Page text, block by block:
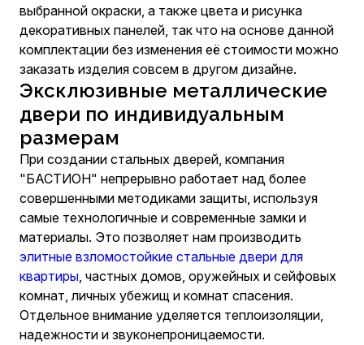
выбранной окраски, а также цвета и рисунка
декоративных панелей, так что на основе данной
комплектации без изменения её стоимости можно
заказать изделия совсем в другом дизайне.
Эксклюзивные металлические
двери по индивидуальным
размерам
При создании стальных дверей, компания
"БАСТИОН" непрерывно работает над более
совершенными методиками защиты, используя
самые технологичные и современные замки и
материалы. Это позволяет нам производить
элитные взломостойкие стальные двери для
квартиры, частных домов, оружейных и сейфовых
комнат, личных убежищ и комнат спасения.
Отдельное внимание уделяется теплоизоляции,
надежности и звуконепроницаемости.